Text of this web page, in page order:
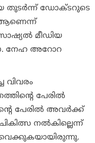
തുടർന്ന് ഡോക്ടറുടെ
ആണെന്ന്
മീഡിയ
നേഹ അറോറ
വിവരം
പേരിൽ
പേരിൽ അവർക്ക്
നൽകില്ലെന്ന്